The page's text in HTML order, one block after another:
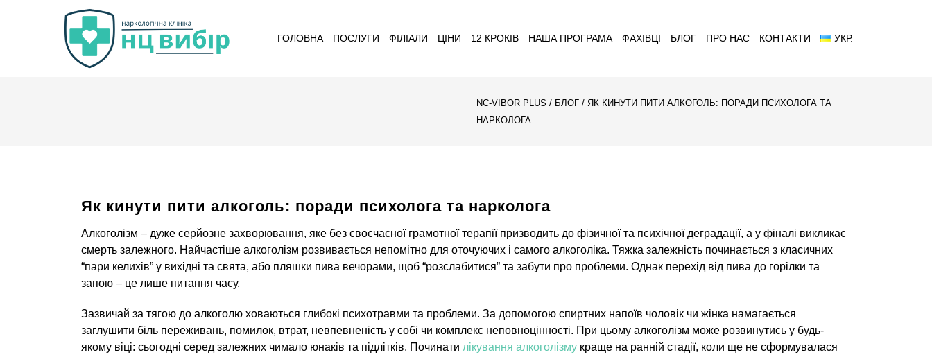
ГОЛОВНА ПОСЛУГИ ФІЛІАЛИ ЦІНИ 12 КРОКІВ НАША ПРОГРАМА ФАХІВЦІ БЛОГ ПРО НАС КОНТАКТИ УКР.
NC-VIBOR PLUS / БЛОГ / ЯК КИНУТИ ПИТИ АЛКОГОЛЬ: ПОРАДИ ПСИХОЛОГА ТА
НАРКОЛОГА
Як кинути пити алкоголь: поради психолога та нарколога
Алкоголізм – дуже серйозне захворювання, яке без своєчасної грамотної терапії призводить до фізичної та психічної деградації, а у фіналі викликає
смерть залежного. Найчастіше алкоголізм розвивається непомітно для оточуючих і самого алкоголіка. Тяжка залежність починається з класичних
“пари келихів” у вихідні та свята, або пляшки пива вечорами, щоб “розслабитися” та забути про проблеми. Однак перехід від пива до горілки та
запою – це лише питання часу.
Зазвичай за тягою до алкоголю ховаються глибокі психотравми та проблеми. За допомогою спиртних напоїв чоловік чи жінка намагається
заглушити біль переживань, помилок, втрат, невпевненість у собі чи комплекс неповноцінності. При цьому алкоголізм може розвинутись у будь-
якому віці: сьогодні серед залежних чимало юнаків та підлітків. Починати лікування алкоголізму краще на ранній стадії, коли ще не сформувалася